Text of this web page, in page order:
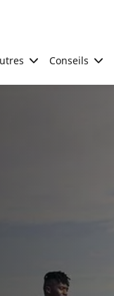
Conseils